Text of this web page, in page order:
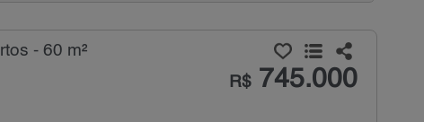
- 60 m²
R$745.000